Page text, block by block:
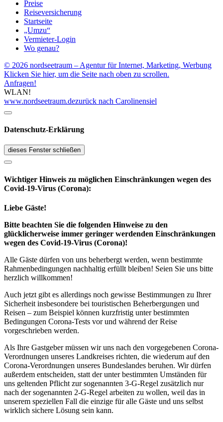
Preise
Reiseversicherung
Startseite
„Umzu“
Vermieter-Login
Wo genau?
© 2026 nordseetraum – Agentur für Internet, Marketing, Werbung
Klicken Sie hier, um die Seite nach oben zu scrollen.
Anfragen!
WLAN!
www.nordseetraum.dezurück nach Carolinensiel
Datenschutz-Erklärung
dieses Fenster schließen
Wichtiger Hinweis zu möglichen Ein­schränk­ungen wegen des
Covid-19-Virus (Corona):
Liebe Gäste!
Bitte beachten Sie die folgenden Hinweise zu den
glücklicherweise immer geringer werdenden Einschränkungen
wegen des Covid-19-Virus (Corona)!
Alle Gäste dürfen von uns beherbergt werden, wenn bestimmte
Rahmenbedingungen nachhaltig erfüllt bleiben! Seien Sie uns bitte
herzlich willkommen!
Auch jetzt gibt es allerdings noch gewisse Bestimmungen zu Ihrer
Sicherheit insbesondere bei touristischen Beherbergungen und
Reisen – zum Beispiel können kurzfristig unter bestimmten
Bedingungen Corona-Tests vor und während der Reise
vorgeschrieben werden.
Als Ihre Gastgeber müssen wir uns nach den vorgegebenen Corona-
Verordnungen unseres Landkreises richten, die wiederum auf den
Corona-Verordnungen unseres Bundeslandes beruhen. Wir dürfen
außerdem entscheiden, statt der unter bestimmten Umständen für
uns geltenden Pflicht zur sogenannten 3-G-Regel zusätzlich nur
nach der sogenannten 2-G-Regel arbeiten zu wollen, weil das in
unserem speziellen Fall die einzige für alle Gäste und uns selbst
wirklich sichere Lösung sein kann.